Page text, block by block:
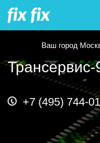
Ваш город
Трансервис-
+7 (495) 744-